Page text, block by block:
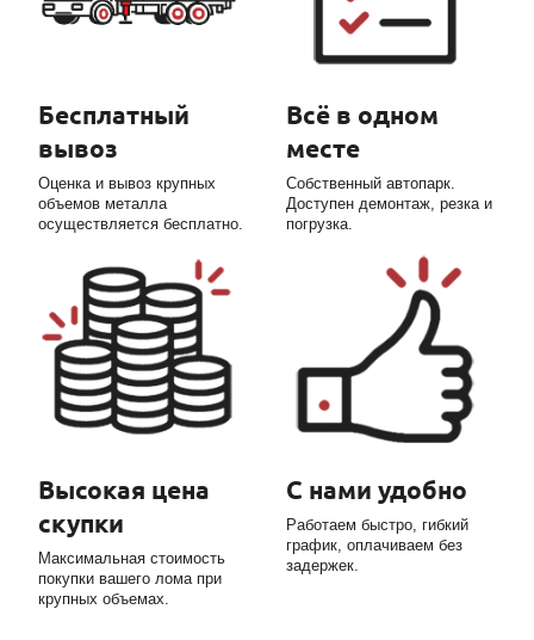
Бесплатный
вывоз
Оценка и вывоз крупных
объемов металла
осуществляется бесплатно.
Всё в одном
месте
Собственный автопарк.
Доступен демонтаж, резка и
погрузка.
Высокая цена
скупки
Максимальная стоимость
покупки вашего лома при
крупных объемах.
С нами удобно
Работаем быстро, гибкий
график, оплачиваем без
задержек.